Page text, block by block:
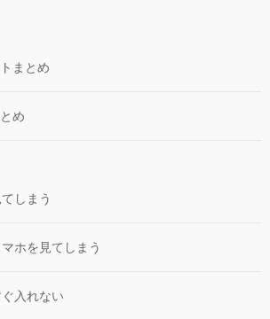
まとめ
め
しまう
ホを見てしまう
入れない